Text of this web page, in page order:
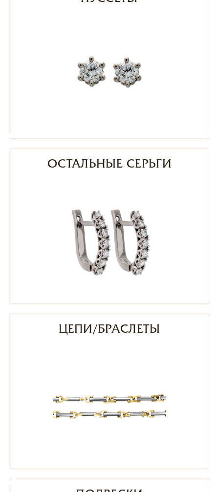
ОСТАЛЬНЫЕ СЕРЬГИ
ЦЕПИ/БРАСЛЕТЫ